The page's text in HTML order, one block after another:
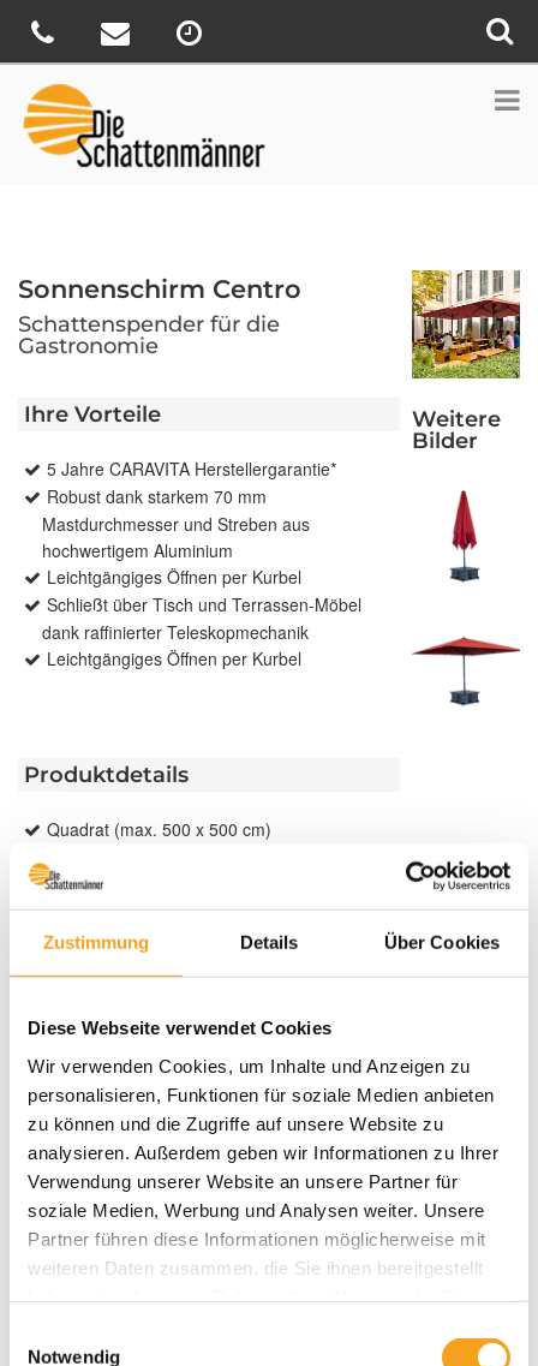
Zustimmung Details Über Cookies
Diese Webseite verwendet Cookies
Wir verwenden Cookies, um Inhalte und Anzeigen zu
personalisieren, Funktionen für soziale Medien anbieten
zu können und die Zugriffe auf unsere Website zu
analysieren. Außerdem geben wir Informationen zu Ihrer
Verwendung unserer Website an unsere Partner für
soziale Medien, Werbung und Analysen weiter. Unsere
Partner führen diese Informationen möglicherweise mit
weiteren Daten zusammen, die Sie ihnen bereitgestellt
Notwendig
Sonnenschirm Centro
Schattenspender für die
Gastronomie
Ihre Vorteile
5 Jahre CARAVITA Herstellergarantie*
Robust dank starkem 70 mm
Mastdurchmesser und Streben aus
hochwertigem Aluminium
Leichtgängiges Öffnen per Kurbel
Schließt über Tisch und Terrassen-Möbel
dank raffinierter Teleskopmechanik
Leichtgängiges Öffnen per Kurbel
Produktdetails
Quadrat (max. 500 x 500 cm)
Gestellfarbe: RAL RAL 7016 anthrazitgrau
oder RAL 9006 weißaluminium
Bespannung: über 130 hochwertige Acryl
Aufpreis)
Produktbeschreibung
Der Mittelmastschirm Centro ist ein solider
Schattenspender für Schirmgrößen bis zu 5 m
Spannweite. Bestens geeignet in Biergärten und
auf Terrassen in der Gastronomie. (Abbildungen
Weitere
Bilder